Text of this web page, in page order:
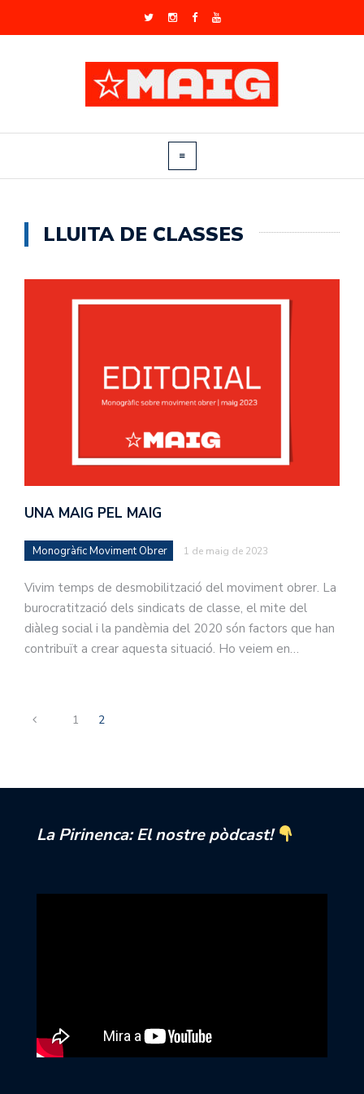
LLUITA DE CLASSES
UNA MAIG PEL MAIG
Monogràfic Moviment Obrer 1 de maig de 2023
Vivim temps de desmobilització del moviment obrer. La
burocratització dels sindicats de classe, el mite del
diàleg social i la pandèmia del 2020 són factors que han
contribuït a crear aquesta situació. Ho veiem en…
1 2
La Pirinenca: El nostre pòdcast!